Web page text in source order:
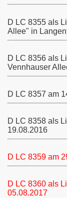
D LC 8355 als
Allee" in
D LC 8356 als
Vennhauser
D LC 8357 am
D LC 8358 als
19.08.2016
D LC 8359 am
D LC 8360 als
05.08.2017